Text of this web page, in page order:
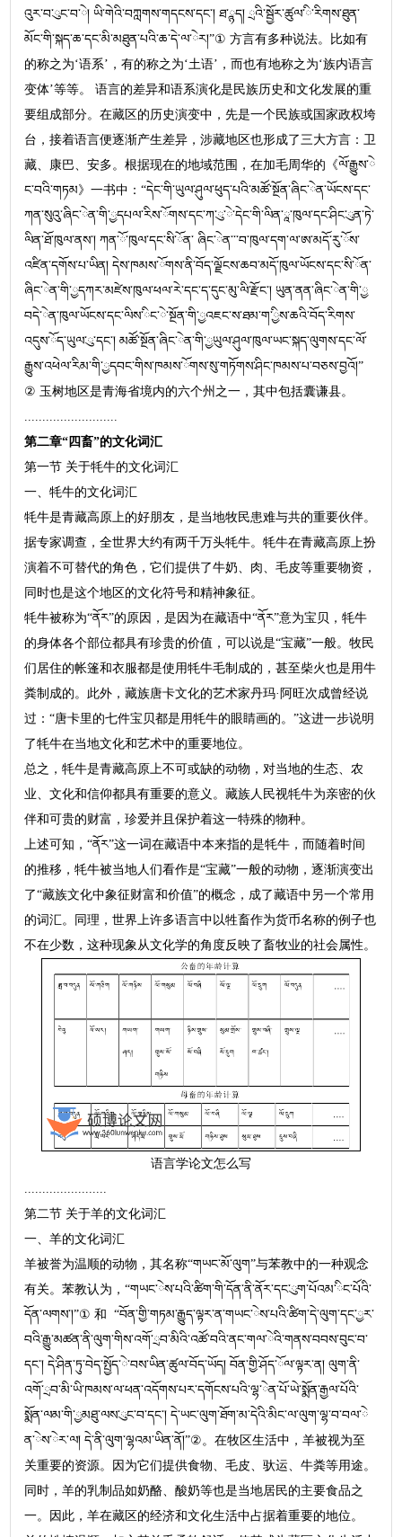
འུར་བ་ུང་བ་ེ། ཡི་གེའི་བཀླགས་གདངས་དང་། ཐ་ྙད། ྲའི་སྦྱོར་ཚུལ་ི་རིགས་ཐུན་
མོང་གི་སྐད་ཆ་དང་མི་མཐུན་པའི་ཆ་དེ་ལ་ེར།”① 方言有多种说法。比如有
的称之为‘语系’，有的称之为‘土语’，而也有地称之为‘族内语言
变体’等等。 语言的差异和语系演化是民族历史和文化发展的重
要组成部分。在藏区的历史演变中，先是一个民族或国家政权垮
台，接着语言便逐渐产生差异，涉藏地区也形成了三大方言：卫
藏、康巴、安多。根据现在的地域范围，在加毛周华的《ལོ་རྒྱུས་ེ
ང་བའི་གཏམ》一书中：“དེང་གི་ཡུལ་ཤུལ་ཕུད་པའི་མཚོ་སྔོན་ཞིང་ེན་ཡོངས་དང་
ཀན་སུའུ་ཞིང་ེན་གི་ྱདཔལ་རིས་ོགས་དང་ཀ་ུ་ེ་དེང་གི་ལིན་ཱ་ཁུལ་དང་ཤིང་ུན་ཏེ་
ལིན་ཐོ་ཁུལ་ནས་། ཀན་ོ་ཁུལ་དང་སི་ོན་ ཞིང་ེན་་་བ་ཁུལ་དག་ལ་ཨ་མདོ་རུ་ོས་
འཛིན་དགོས་པ་ཡིན། དེས་ཁམས་ོགས་ནི་བོད་ལྗོངས་ཆབ་མདོ་ཁུལ་ཡོངས་དང་སི་ོན་
ཞིང་ེན་གི་ྱདཀར་མཛེས་ཁུལ་ཕལ་ེར་དང་ད་དུང་མུ་ལི་རྫོང་། ཡུན་ནན་ཞིང་ེན་གི་ྱ
བདེ་ེན་ཁུལ་ཡོངས་དང་ལིས་ིང་ེ་སྔོན་གི་ྱའཇང་ས་ཐམ་ག་ྱིས་ཆའི་བོད་རིགས་
འདུས་ོད་ཡུལ་ུ་དང་། མཚོ་སྔོན་ཞིང་ེན་གི་ྱཡུལ་ཤུལ་ཁུལ་ཡང་སྐད་ལུགས་དང་ལོ་
རྒྱུས་འཕེལ་རིམ་གི་ྱདབང་གིས་ཁམས་ོགས་སུ་གཏོགས་ཤིང་ཁམས་པ་བཅས་བྱའོ།”
② 玉树地区是青海省境内的六个州之一，其中包括囊谦县。
第二章“四畜”的文化词汇
第一节 关于牦牛的文化词汇
一、牦牛的文化词汇
牦牛是青藏高原上的好朋友，是当地牧民患难与共的重要伙伴。
据专家调查，全世界大约有两千万头牦牛。牦牛在青藏高原上扮
演着不可替代的角色，它们提供了牛奶、肉、毛皮等重要物资，
同时也是这个地区的文化符号和精神象征。
牦牛被称为“ནོར”的原因，是因为在藏语中“ནོར”意为宝贝，牦牛
的身体各个部位都具有珍贵的价值，可以说是“宝藏”一般。牧民
们居住的帐篷和衣服都是使用牦牛毛制成的，甚至柴火也是用牛
粪制成的。此外，藏族唐卡文化的艺术家丹玛·阿旺次成曾经说
过：“唐卡里的七件宝贝都是用牦牛的眼睛画的。”这进一步说明
了牦牛在当地文化和艺术中的重要地位。
总之，牦牛是青藏高原上不可或缺的动物，对当地的生态、农
业、文化和信仰都具有重要的意义。藏族人民视牦牛为亲密的伙
伴和可贵的财富，珍爱并且保护着这一特殊的物种。
上述可知，“ནོར”这一词在藏语中本来指的是牦牛，而随着时间
的推移，牦牛被当地人们看作是“宝藏”一般的动物，逐渐演变出
了“藏族文化中象征财富和价值”的概念，成了藏语中另一个常用
的词汇。同理，世界上许多语言中以牲畜作为货币名称的例子也
不在少数，这种现象从文化学的角度反映了畜牧业的社会属性。
语言学论文怎么写
.......................
第二节 关于羊的文化词汇
一、羊的文化词汇
羊被誉为温顺的动物，其名称“གཡང་མོ་ལུག”与苯教中的一种观念
有关。苯教认为，“གཡང་ེས་པའི་ཚིག་གི་དོན་ནི་ནོར་དང་ུག་པོའམ་ིང་པོའི་
དོན་ལགས་།”① 和 “བོན་གྱི་གཏམ་རྒྱུད་ལྟར་ན་གཡང་ེས་པའི་ཚིག་དེ་ལུག་དང་ྱར་
བའི་རྒྱུ་མཚན་ནི་ལུག་གིས་འགོ་ྲབ་མིའི་འཚོ་བའི་ནང་གལ་ེའི་གནས་བབས་བུང་བ་
དང་། དེ་ཤིན་ཏུ་བེད་སྤྱོད་ེ་བས་ཡིན་ཚུལ་བོད་ཡོད། བོན་གྱི་ཤོད་ོལ་ལྟར་ན། ལུག་ནི་
འགོ་ྲབ་མི་ཡི་ཁམས་ལ་ཕན་འདོགས་པར་དགོངས་པའི་ལྷ་ེན་པོ་ཡེ་སྨོན་རྒྱལ་པོའི་
སྨོན་ལམ་གི་ྱམཐུ་ལས་ུང་བ་དང་། དེ་ཡང་ལུག་ཐོག་མ་དེའི་མིང་ལ་ལུག་ལྷ་བ་བལ་ེ
ན་ེས་ེར་ལ། དེ་ནི་ལུག་ལྷའམ་ཡིན་ནོ།”②。在牧区生活中，羊被视为至
关重要的资源。因为它们提供食物、毛皮、驮运、牛粪等用途。
同时，羊的乳制品如奶酪、酸奶等也是当地居民的主要食品之
一。因此，羊在藏区的经济和文化生活中占据着重要的地位。